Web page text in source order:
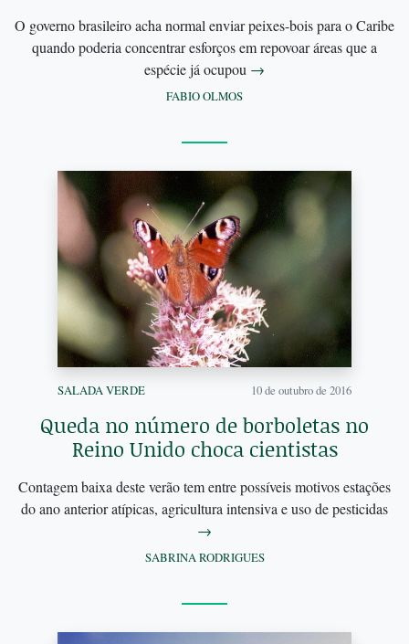
O governo brasileiro acha normal enviar peixes-bois para o Caribe
quando poderia concentrar esforços em repovoar áreas que a
espécie já ocupou →
FABIO OLMOS
SALADA VERDE 10 de outubro de 2016
Queda no número de borboletas no
Reino Unido choca cientistas
Contagem baixa deste verão tem entre possíveis motivos estações
do ano anterior atípicas, agricultura intensiva e uso de pesticidas
→
SABRINA RODRIGUES